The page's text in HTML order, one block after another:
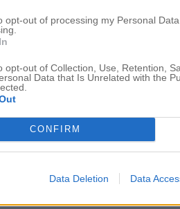
opt-out of processing my Personal
opt-out of Collection, Use, Retention,
Data that Is Unrelated with the
CONFIRM
Data Deletion Data
DOWN THE
i ditt liv – tack snälla rara P
det tog längre tid för mig att
tröstande att höra att även om
igen. Allt gott till dig.